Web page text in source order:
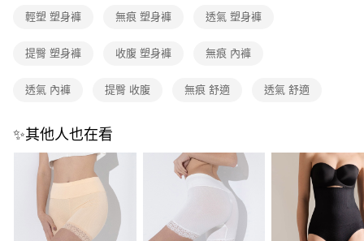
付款後全家取貨
每筆NT$80，滿NT$1,500(含以上)免運費
每筆NT$80，滿NT$1,500(含以上)免運費
物流宅配
每筆NT$80，滿NT$1,200(含以上)免運費
付款後門市自取（約7-10天送達門市，將主動聯繫您到貨可取件時
輕塑 塑身褲 無痕 塑身褲 透氣 塑身褲
提臀 塑身褲 收腹 塑身褲 無痕 內褲
透氣 內褲 提臀 收腹 無痕 舒適 透氣 舒適
✨其他人也在看